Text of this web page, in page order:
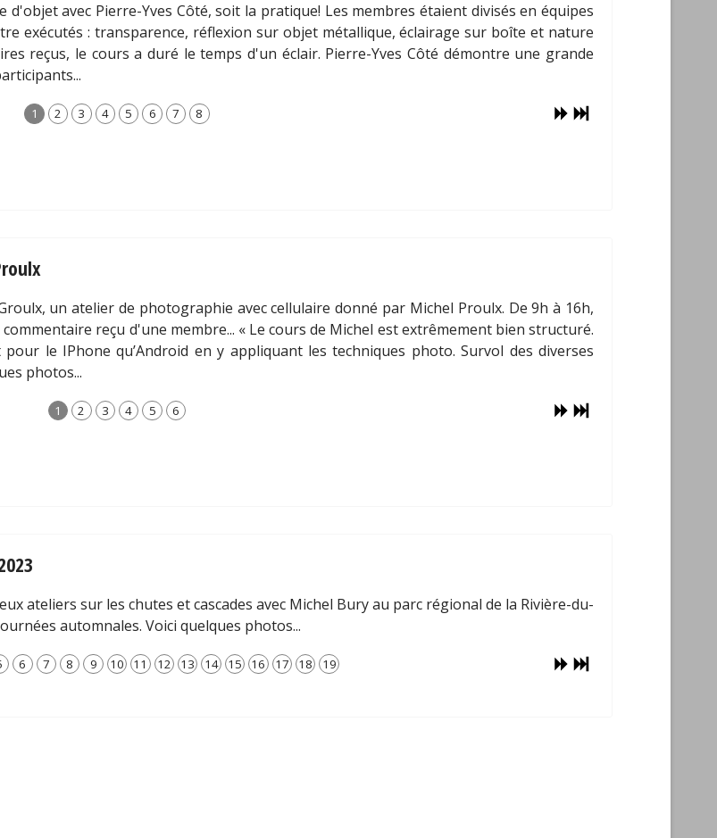
avec Pierre-Yves Côté, soit la pratique! Les membres étaient divisés en équipes
exécutés : transparence, réflexion sur objet métallique, éclairage sur boîte et nature
reçus, le cours a duré le temps d'un éclair. Pierre-Yves Côté démontre une grande
1 2 3 4 5 6 7 8
un atelier de photographie avec cellulaire donné par Michel Proulx. De 9h à 16h,
reçu d'une membre... « Le cours de Michel est extrêmement bien structuré.
le IPhone qu’Android en y appliquant les techniques photo. Survol des diverses
photos...
1 2 3 4 5 6
ateliers sur les chutes et cascades avec Michel Bury au parc régional de la Rivière-du-
automnales. Voici quelques photos...
6 7 8 9 10 11 12 13 14 15 16 17 18 19